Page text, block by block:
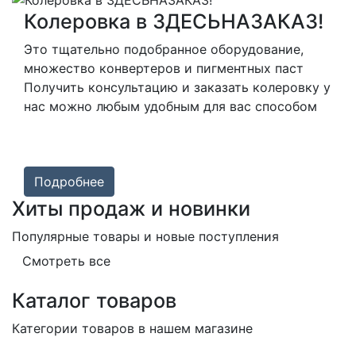
Колеровка в ЗДЕСЬНАЗАКАЗ!
Это тщательно подобранное оборудование,
множество конвертеров и пигментных паст
Получить консультацию и заказать колеровку у
нас можно любым удобным для вас способом
Подробнее
Хиты продаж и новинки
Популярные товары и новые поступления
Смотреть все
Каталог товаров
Категории товаров в нашем магазине